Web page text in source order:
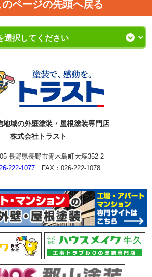
のページの先頭へ戻る
地域の外壁塗装・屋根塗装専門店
株式会社トラスト
長野県長野市青木島町大塚352-2
222-1077 FAX：026-222-1078